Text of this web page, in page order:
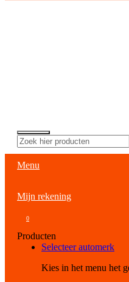
Menu
Mijn rekening
0
Producten
Selecteer automerk
Kies in het menu het